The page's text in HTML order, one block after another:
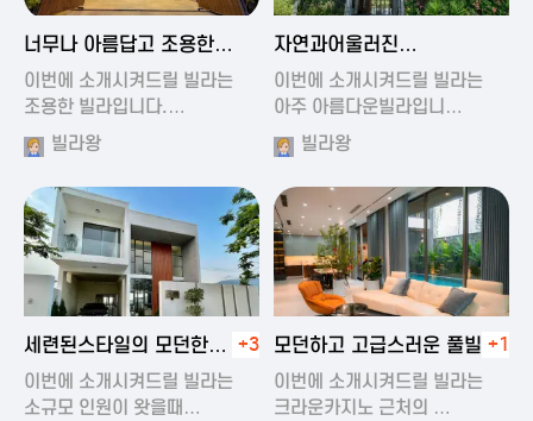
2024-11-19 01:47
너무나 아름답고 조용한
풀빌라
이번에 소개시켜드릴 빌라는
조용한 빌라입니다.…
빌라왕
2024-11-19 01:17
자연과어울러진
아름다운풀빌라
이번에 소개시켜드릴 빌라는
아주 아름다운빌라입니…
빌라왕
2024-11-19 01:22
세련된스타일의 모던한
풀빌라
+3
이번에 소개시켜드릴 빌라는
소규모 인원이 왓을때…
2024-11-20 00:20
모던하고 고급스러운 풀빌라+1
이번에 소개시켜드릴 빌라는
크라운카지노 근처의 …